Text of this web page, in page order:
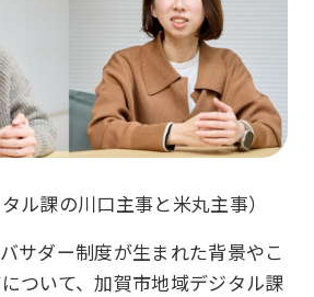
ル課の川口主事と米丸主事）
サダー制度が生まれた背景やこ
ついて、加賀市地域デジタル課